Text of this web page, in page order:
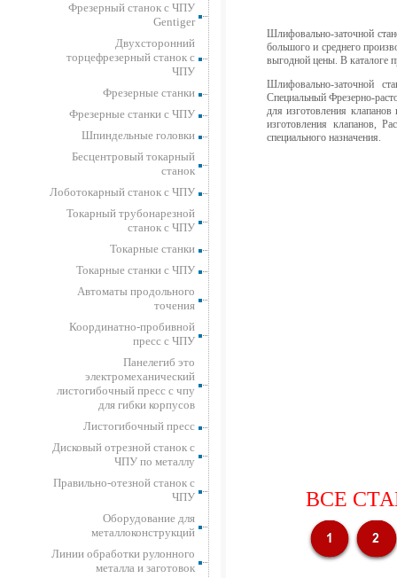
Фрезерный станок с ЧПУ
Gentiger
Двухсторонний
торцефрезерный станок с
ЧПУ
Фрезерные станки
Фрезерные станки с ЧПУ
Шпиндельные головки
Бесцентровый токарный
станок
Лоботокарный станок с ЧПУ
Токарный трубонарезной
станок с ЧПУ
Токарные станки
Токарные станки с ЧПУ
Автоматы продольного
точения
Координатно-пробивной
пресс с ЧПУ
Панелегиб это
электромеханический
листогибочный пресс с чпу
для гибки корпусов
Листогибочный пресс
Дисковый отрезной станок с
ЧПУ по металлу
Правильно-отезной станок с
ЧПУ
Оборудование для
металлоконструкций
Линии обработки рулонного
металла и заготовок
Шлифовально-заточной
большого и среднего
выгодной цены. В каталоге
Шлифовально-заточной
Специальный Фрезерно-
для изготовления
изготовления клапанов,
специального назначения.
ВСЕ